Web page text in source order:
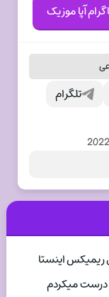
آپا موزیک
تلگرام
ریمیکس اینستا
درست میکردم